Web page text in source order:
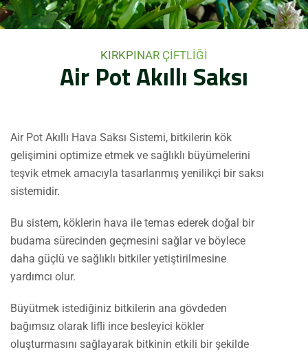
KIRKPINAR ÇİFTLİĞİ
Air PotAkıllı Saksı
Air Pot Akıllı Hava Saksı Sistemi, bitkilerin kök
gelişimini optimize etmek ve sağlıklı büyümelerini
teşvik etmek amacıyla tasarlanmış yenilikçi bir saksı
sistemidir.
Bu sistem, köklerin hava ile temas ederek doğal bir
budama sürecinden geçmesini sağlar ve böylece
daha güçlü ve sağlıklı bitkiler yetiştirilmesine
yardımcı olur.
Büyütmek istediğiniz bitkilerin ana gövdeden
bağımsız olarak lifli ince besleyici kökler
oluşturmasını sağlayarak bitkinin etkili bir şekilde